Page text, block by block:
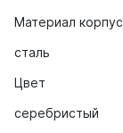
Материал
сталь
Цвет
серебристый